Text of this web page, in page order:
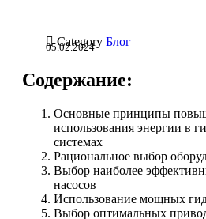
 Category Блог
05.02.2024
Содержание:
Основные принципы
использования энергии в
системах
Рациональное выбор
Выбор наиболее
насосов
Использование мощных
Выбор оптимальных